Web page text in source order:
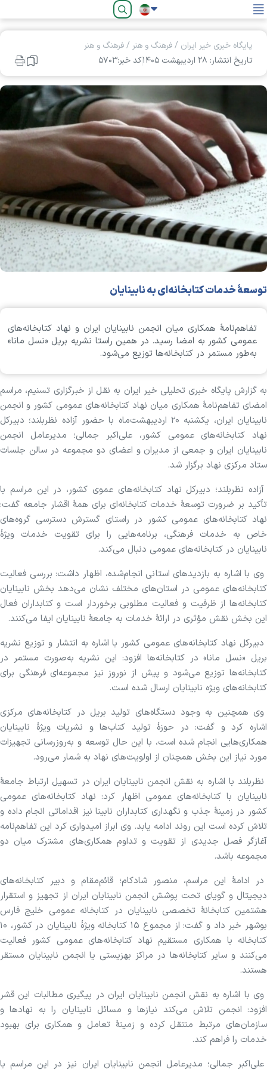
فارسی
پایگاه خبری خیر ایران /فرهنگ و هنر /فرهنگ و هنر
تاریخ انتشار: ۲۸ ارديبهشت ۱۴۰۵
کد خبر:۵۷۰۳
توسعهٔ خدمات کتابخانه‌ای به نابینایان
تفاهم‌نامهٔ همکاری میان انجمن نابینایان ایران و نهاد کتابخانه‌های
عمومی کشور به امضا رسید. در همین راستا نشریه بریل «نسل مانا»
به‌طور مستمر در کتابخانه‌ها توزیع می‌شود.
به گزارش پایگاه خبری تحلیلی خیر ایران به نقل از خبرگزاری تسنیم، مراسم
امضای تفاهم‌نامهٔ همکاری میان نهاد کتابخانه‌های عمومی کشور و انجمن
نابینایان ایران، یکشنبه ۲۰ اردیبهشت‌ماه با حضور آزاده نظربلند؛ دبیرکل
نهاد کتابخانه‌های عمومی کشور، علی‌اکبر جمالی؛ مدیرعامل انجمن
نابینایان ایران و جمعی از مدیران و اعضای دو مجموعه در سالن جلسات
ستاد مرکزی نهاد برگزار شد.
آزاده نظربلند؛ دبیرکل نهاد کتابخانه‌های عموی کشور، در این مراسم با
تأکید بر ضرورت توسعهٔ خدمات کتابخانه‌ای برای همهٔ اقشار جامعه گفت:
نهاد کتابخانه‌های عمومی کشور در راستای گسترش دسترسی گروه‌های
خاص به خدمات فرهنگی، برنامه‌هایی را برای تقویت خدمات ویژهٔ
نابینایان در کتابخانه‌های عمومی دنبال می‌کند.
وی با اشاره به بازدیدهای استانی انجام‌شده، اظهار داشت: بررسی فعالیت
کتابخانه‌های عمومی در استان‌های مختلف نشان می‌دهد بخش نابینایان
کتابخانه‌ها از ظرفیت و فعالیت مطلوبی برخوردار است و کتابداران فعال
این بخش نقش مؤثری در ارائهٔ خدمات به جامعهٔ نابینایان ایفا می‌کنند.
دبیرکل نهاد کتابخانه‌های عمومی کشور با اشاره به انتشار و توزیع نشریه
بریل «نسل مانا» در کتابخانه‌ها افزود: این نشریه به‌صورت مستمر در
کتابخانه‌ها توزیع می‌شود و پیش از نوروز نیز مجموعه‌ای فرهنگی برای
کتابخانه‌های ویژه نابینایان ارسال شده است.
وی همچنین به وجود دستگاه‌های تولید بریل در کتابخانه‌های مرکزی
اشاره کرد و گفت: در حوزهٔ تولید کتاب‌ها و نشریات ویژهٔ نابینایان
همکاری‌هایی انجام شده است، با این حال توسعه و به‌روزرسانی تجهیزات
مورد نیاز این بخش همچنان از اولویت‌های نهاد به شمار می‌رود.
نظربلند با اشاره به نقش انجمن نابینایان ایران در تسهیل ارتباط جامعهٔ
نابینایان با کتابخانه‌های عمومی اظهار کرد: نهاد کتابخانه‌های عمومی
کشور در زمینهٔ جذب و نگهداری کتابداران نابینا نیز اقداماتی انجام داده و
تلاش کرده است این روند ادامه یابد. وی ابراز امیدواری کرد این تفاهم‌نامه
آغازگر فصل جدیدی از تقویت و تداوم همکاری‌های مشترک میان دو
مجموعه باشد.
در ادامهٔ این مراسم، منصور شادکام؛ قائم‌مقام و دبیر کتابخانه‌های
دیجیتال و گویای تحت پوشش انجمن نابینایان ایران از تجهیز و استقرار
هشتمین کتابخانهٔ تخصصی نابینایان در کتابخانه عمومی خلیج فارس
بوشهر خبر داد و گفت: از مجموع ۱۵ کتابخانه ویژهٔ نابینایان در کشور، ۱۰
کتابخانه با همکاری مستقیم نهاد کتابخانه‌های عمومی کشور فعالیت
می‌کنند و سایر کتابخانه‌ها در مراکز بهزیستی یا انجمن نابینایان مستقر
هستند.
وی با اشاره به نقش انجمن نابینایان ایران در پیگیری مطالبات این قشر
افزود: انجمن تلاش می‌کند نیازها و مسائل نابینایان را به نهادها و
سازمان‌های مرتبط منتقل کرده و زمینهٔ تعامل و همکاری برای بهبود
خدمات را فراهم کند.
علی‌اکبر جمالی؛ مدیرعامل انجمن نابینایان ایران نیز در این مراسم با